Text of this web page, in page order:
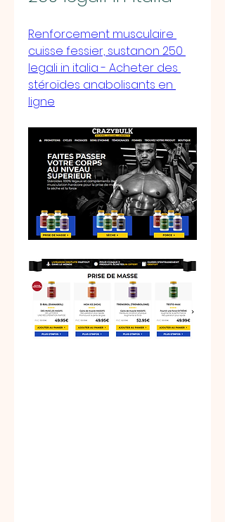
Renforcement musculaire
cuisse fessier, sustanon 250
legali in italia - Acheter des
stéroïdes anabolisants en
ligne